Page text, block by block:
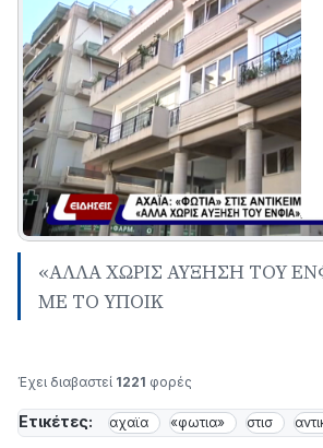
«ΑΛΛΑ ΧΩΡΙΣ ΑΥΞΗΣΗ ΤΟΥ
ΜΕ ΤΟ ΥΠΟΙΚ
Έχει διαβαστεί 1221 φορές
Ετικέτες: αχαϊα «φωτια» στισ